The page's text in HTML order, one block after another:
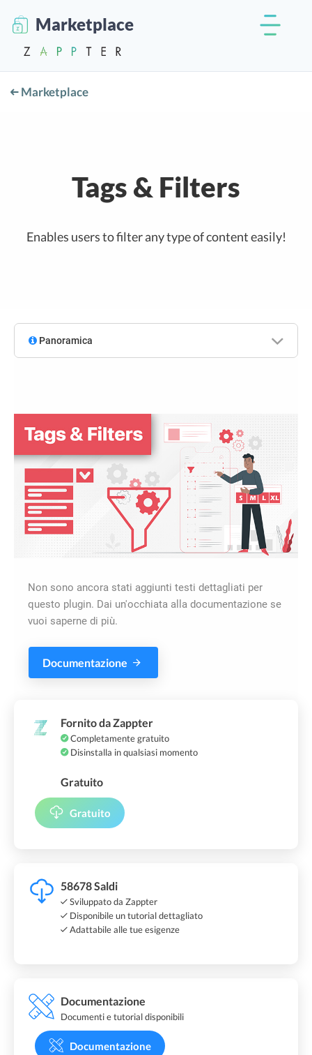
Marketplace
Marketplace
Tags & Filters
Enables users to filter any type of content easily!
Panoramica
Non sono ancora stati aggiunti testi dettagliati per
questo plugin. Dai un'occhiata alla documentazione se
vuoi saperne di più.
Documentazione
Fornito da Zappter
Completamente gratuito
Disinstalla in qualsiasi momento
Gratuito
Gratuito
58678 Saldi
Sviluppato da Zappter
Disponibile un tutorial dettagliato
Adattabile alle tue esigenze
Documentazione
Documenti e tutorial disponibili
Documentazione